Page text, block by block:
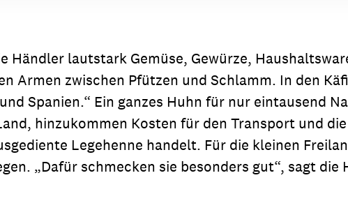
Gemeindematerial
Bildungsmaterial
lautstark Gemüse, Gewürze,
Armen zwischen Pfützen und Schlamm. In den
Spanien.“ Ein ganzes Huhn für nur eintausend
hinzukommen Kosten für den Transport und
Legehenne handelt. Für die kleinen
„Dafür schmecken sie besonders gut“, sagt die